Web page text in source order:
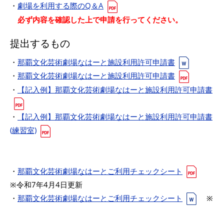
・ 劇場を利用する際のQ＆A
必ず内容を確認した上で申請を行ってください。
提出するもの
・ 那覇文化芸術劇場なはーと施設利用許可申請書
・ 那覇文化芸術劇場なはーと施設利用許可申請書
・
【記入例】那覇文化芸術劇場なはーと施設利用許可申請書
・
【記入例】那覇文化芸術劇場なはーと施設利用許可申請書
(練習室)
・ 那覇文化芸術劇場なはーとご利用チェックシート
※令和7年4月4日更新
・ 那覇文化芸術劇場なはーとご利用チェックシート
※